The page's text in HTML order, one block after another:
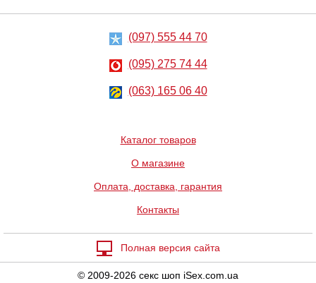
Bachelorette
грн
Party Favors
252
Pussy Straws
(097) 555 44 70
(095) 275 74 44
(063) 165 06 40
Каталог товаров
О магазине
Оплата, доставка, гарантия
Контакты
Полная версия сайта
© 2009-2026 секс шоп iSex.com.ua